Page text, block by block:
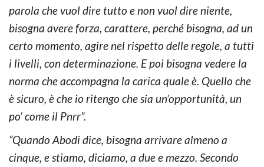
parola che vuol dire tutto e non vuol dire niente,
bisogna avere forza, carattere, perché bisogna, ad un
certo momento, agire nel rispetto delle regole, a tutti
i livelli, con determinazione. E poi bisogna vedere la
norma che accompagna la carica quale è. Quello che
è sicuro, è che io ritengo che sia un’opportunità, un
po’ come il Pnrr”.
“Quando Abodi dice, bisogna arrivare almeno a
cinque, e stiamo, diciamo, a due e mezzo. Secondo